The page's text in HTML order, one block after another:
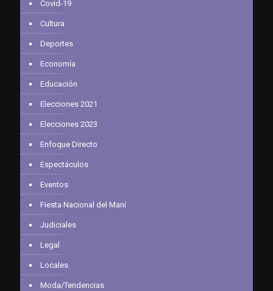
Covid-19
Cultura
Deportes
Economía
Educación
Elecciones 2021
Elecciones 2023
Enfoque Directo
Espectáculos
Eventos
Fiesta Nacional del Maní
Judiciales
Legal
Locales
Moda/Tendencias